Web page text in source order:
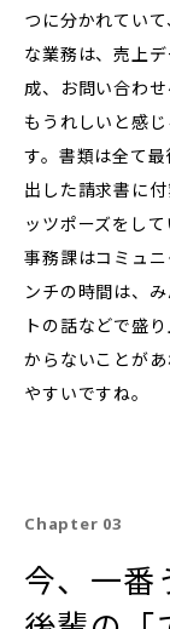
つに分かれてい
な業務は、売上
成、お問い合わ
もうれしいと感
す。書類は全て
出した請求書に
ッツポーズをして
事務課はコミュ
ンチの時間は、
トの話などで盛
からないことが
やすいですね。
Chapter 03
今、一番